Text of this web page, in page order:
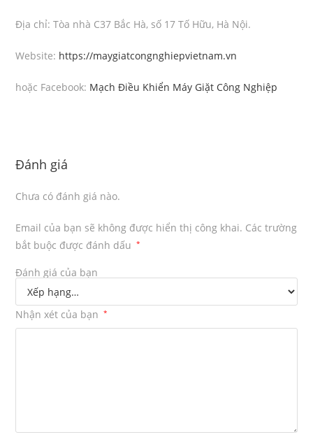
Địa chỉ: Tòa nhà C37 Bắc Hà, số 17 Tố Hữu, Hà Nội.
Website: https://maygiatcongnghiepvietnam.vn
hoặc Facebook: Mạch Điều Khiển Máy Giặt Công Nghiệp
Đánh giá
Chưa có đánh giá nào.
Email của bạn sẽ không được hiển thị công khai. Các trường
bắt buộc được đánh dấu
*
Đánh giá của bạn
Nhận xét của bạn *